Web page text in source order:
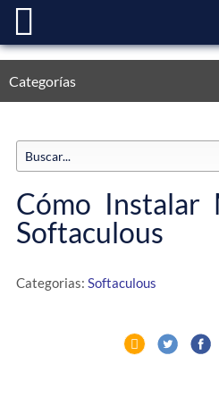
Categorías
Cómo Instalar
Softaculous
Categorias: Softaculous